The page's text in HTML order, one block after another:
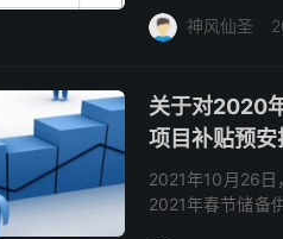
神风仙圣
关于对2020
项目补贴预
2021年10月26日
2021年春节储备